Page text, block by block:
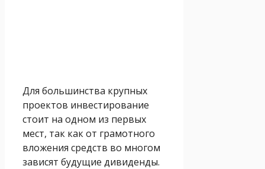
Для большинства крупных
проектов инвестирование
стоит на одном из первых
мест, так как от грамотного
вложения средств во многом
зависят будущие дивиденды.